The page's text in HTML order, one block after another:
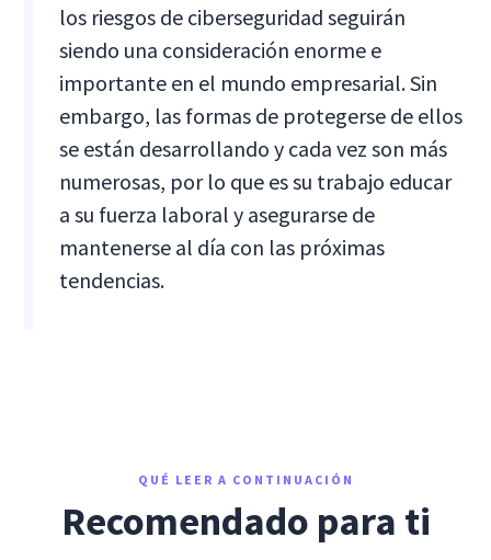
los riesgos de ciberseguridad seguirán
siendo una consideración enorme e
importante en el mundo empresarial. Sin
embargo, las formas de protegerse de ellos
se están desarrollando y cada vez son más
numerosas, por lo que es su trabajo educar
a su fuerza laboral y asegurarse de
mantenerse al día con las próximas
tendencias.
QUÉ LEER A CONTINUACIÓN
Recomendado para ti